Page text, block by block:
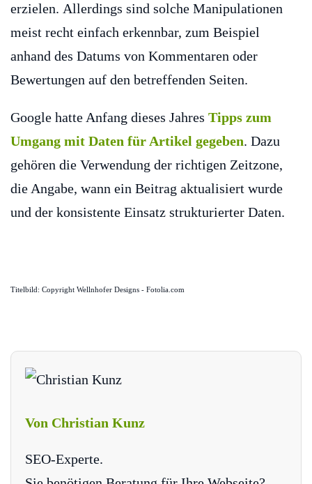
erzielen. Allerdings sind solche Manipulationen
meist recht einfach erkennbar, zum Beispiel
anhand des Datums von Kommentaren oder
Bewertungen auf den betreffenden Seiten.
Google hatte Anfang dieses Jahres Tipps zum
Umgang mit Daten für Artikel gegeben. Dazu
gehören die Verwendung der richtigen Zeitzone,
die Angabe, wann ein Beitrag aktualisiert wurde
und der konsistente Einsatz strukturierter Daten.
Titelbild: Copyright Wellnhofer Designs - Fotolia.com
Von Christian Kunz
SEO-Experte.